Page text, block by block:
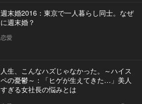
週末婚2016：東京で一人暮らし同士。なぜ
に週末婚？
恋愛
人生、こんなハズじゃなかった。～ハイス
ペの憂鬱～：「ヒゲが生えてきた…」美人
すぎる女社長の悩みとは